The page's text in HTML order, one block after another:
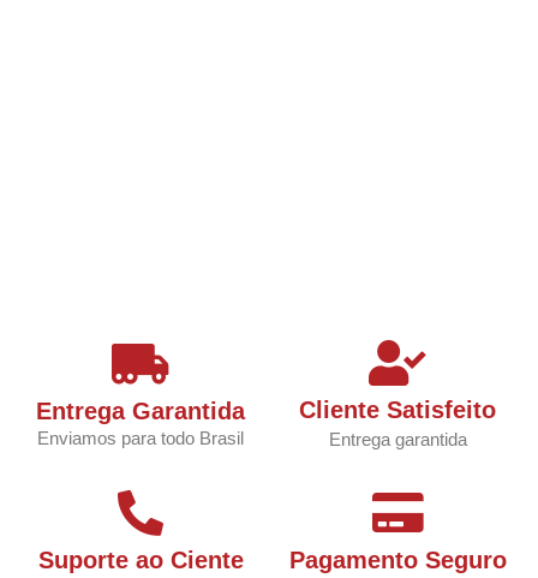
Entrega Garantida
Enviamos para todo Brasil
Cliente Satisfeito
Entrega garantida
Suporte ao Ciente Pagamento Seguro